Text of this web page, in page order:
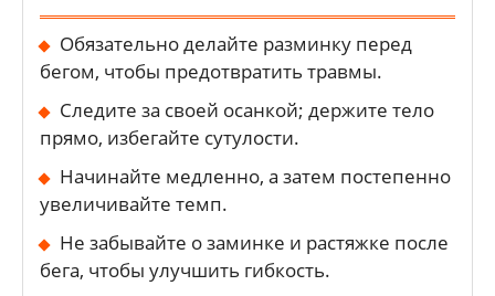
Обязательно делайте разминку перед
бегом, чтобы предотвратить травмы.
Следите за своей осанкой; держите тело
прямо, избегайте сутулости.
Начинайте медленно, а затем постепенно
увеличивайте темп.
Не забывайте о заминке и растяжке после
бега, чтобы улучшить гибкость.